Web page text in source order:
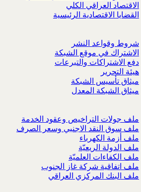
الاقتصاد العراقي الكلي
القضايا الاقتصادية الرئيسية
شروط وقواعد النشر
الاشتراك في موقع الشبكة
دفع الاشتراكات والتبرعات
هيئة التحرير
ميثاق تأسيس الشبكة
ميثاق الشبكة المعدل
ملف جولات التراخيص وعقود الخدمة
ملف سوق النقد الاجنبي وسعر الصرف
ملف أزمة الكهرباء
ملف الدولة الريعيّة
ملف الكفاءات العلميّة
ملف اتفاقية شركة غاز الجنوب
ملف البنك المركزي العراقي